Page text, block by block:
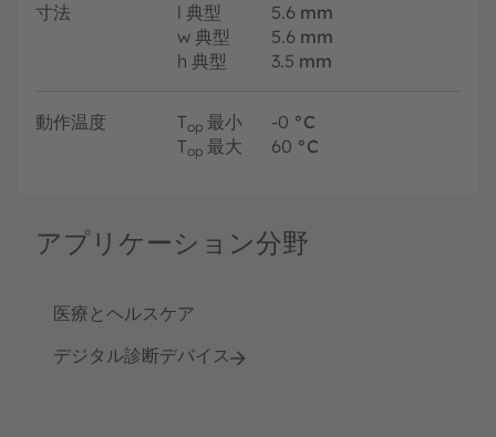
寸法 l 典型 5.6 mm
w 典型 5.6 mm
h 典型 3.5 mm
動作温度 Top 最小 -0 °C
Top 最大 60 °C
アプリケーション分野
医療とヘルスケア
デジタル診断デバイス